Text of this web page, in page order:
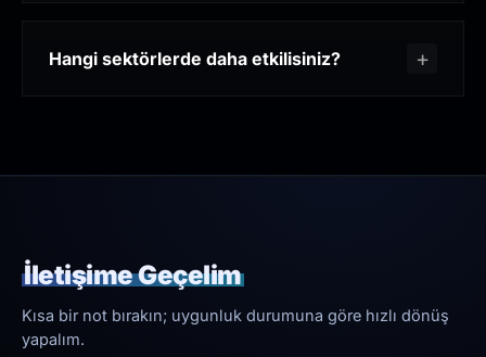
Hangi sektörlerde daha etkilisiniz?
İletişime Geçelim
Kısa bir not bırakın; uygunluk durumuna göre hızlı dönüş
yapalım.